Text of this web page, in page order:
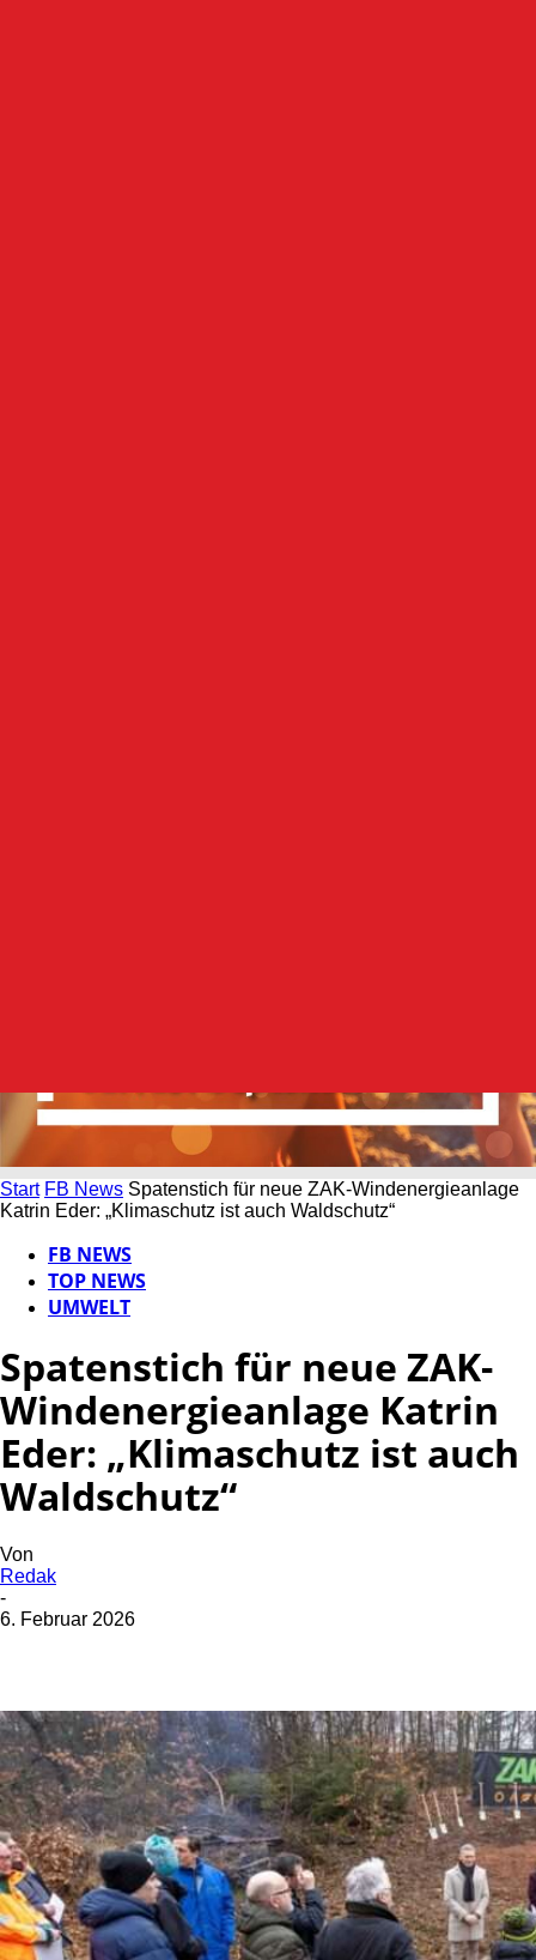
Start FB News Spatenstich für neue ZAK-Windenergieanlage
Katrin Eder: „Klimaschutz ist auch Waldschutz“
FB NEWS
TOP NEWS
UMWELT
Spatenstich für neue ZAK-
Windenergieanlage Katrin
Eder: „Klimaschutz ist auch
Waldschutz“
Von
Redak
-
6. Februar 2026